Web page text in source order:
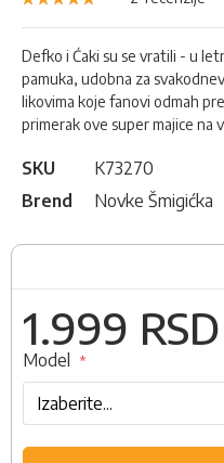
100
% of 100
Defko i Ćaki su se vratili - u
pamuka, udobna za
likovima koje fanovi odmah
primerak ove super majice na
SKU
K73270
Brend
Novke Šmigićka
1.999 RSD
Model